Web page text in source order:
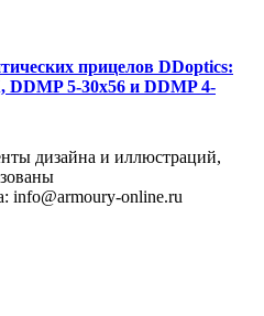
прицелов DDoptics:
DDMP 5-30x56 и DDMP 4-
дизайна и иллюстраций,
info@armoury-online.ru